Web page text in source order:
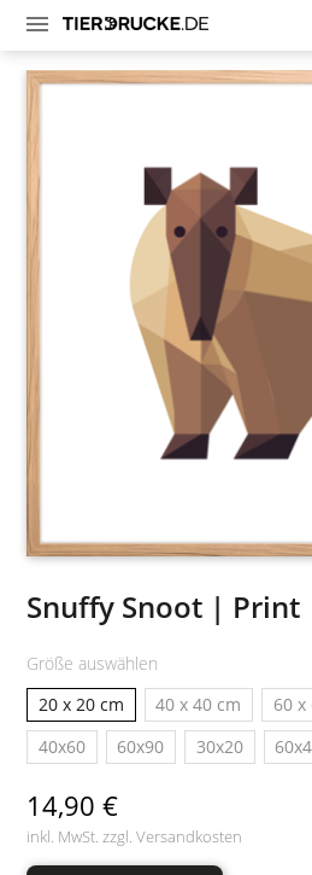
Snuffy Snoot | Print
Größe auswählen
20 x 20 cm
40 x 40 cm 60 x
40x60
60x90 30x20
14,90 €
inkl. MwSt. zzgl.Versandkosten